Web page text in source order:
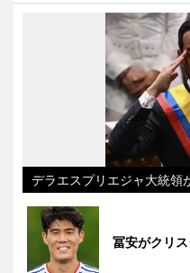
デラエスプリエジャ大統領
冨安がクリ